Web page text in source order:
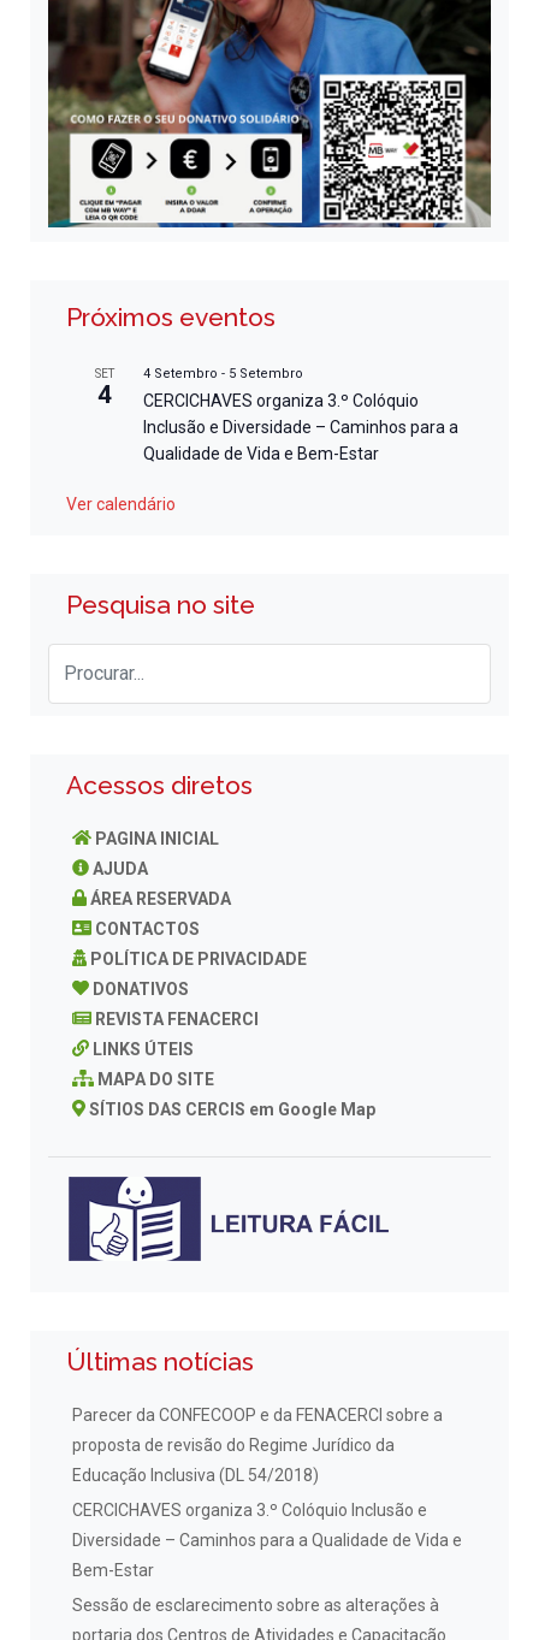
Próximos eventos
SET
4
4 Setembro - 5 Setembro
CERCICHAVES organiza 3.º Colóquio
Inclusão e Diversidade – Caminhos para a
Qualidade de Vida e Bem-Estar
Ver calendário
Pesquisa no site
Acessos diretos
PAGINA INICIAL
AJUDA
ÁREA RESERVADA
CONTACTOS
POLÍTICA DE PRIVACIDADE
DONATIVOS
REVISTA FENACERCI
LINKS ÚTEIS
MAPA DO SITE
SÍTIOS DAS CERCIS em Google Map
Últimas notícias
Parecer da CONFECOOP e da FENACERCI sobre a
proposta de revisão do Regime Jurídico da
Educação Inclusiva (DL 54/2018)
CERCICHAVES organiza 3.º Colóquio Inclusão e
Diversidade – Caminhos para a Qualidade de Vida e
Bem-Estar
Sessão de esclarecimento sobre as alterações à
portaria dos Centros de Atividades e Capacitação